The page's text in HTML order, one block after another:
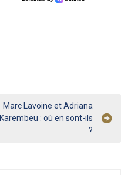
Marc Lavoine et Adriana
Karembeu : où en sont-ils
?